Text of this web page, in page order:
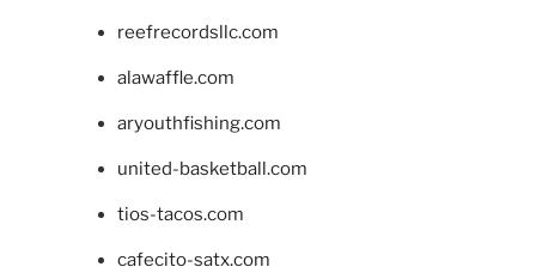
reefrecordsllc.com
alawaffle.com
aryouthfishing.com
united-basketball.com
tios-tacos.com
cafecito-satx.com